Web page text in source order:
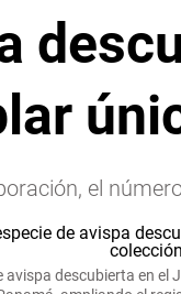
el
avispa descubierta en el